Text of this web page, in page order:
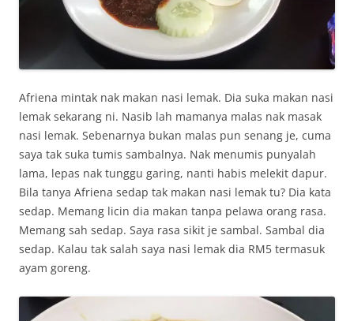
Afriena mintak nak makan nasi lemak. Dia suka makan nasi
lemak sekarang ni. Nasib lah mamanya malas nak masak
nasi lemak. Sebenarnya bukan malas pun senang je, cuma
saya tak suka tumis sambalnya. Nak menumis punyalah
lama, lepas nak tunggu garing, nanti habis melekit dapur.
Bila tanya Afriena sedap tak makan nasi lemak tu? Dia kata
sedap. Memang licin dia makan tanpa pelawa orang rasa.
Memang sah sedap. Saya rasa sikit je sambal. Sambal dia
sedap. Kalau tak salah saya nasi lemak dia RM5 termasuk
ayam goreng.